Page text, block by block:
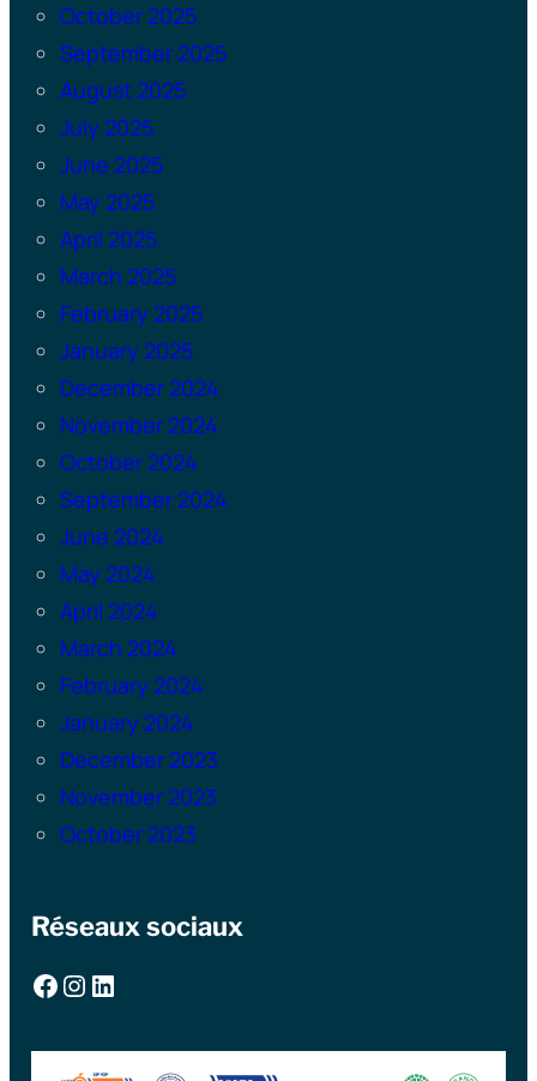
October 2025
September 2025
August 2025
July 2025
June 2025
May 2025
April 2025
March 2025
February 2025
January 2025
December 2024
November 2024
October 2024
September 2024
June 2024
May 2024
April 2024
March 2024
February 2024
January 2024
December 2023
November 2023
October 2023
Réseaux sociaux
Facebook Instagram LinkedIn